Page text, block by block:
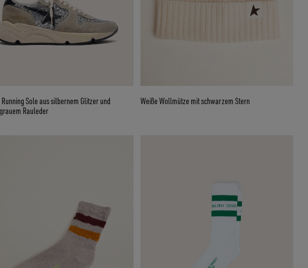
Sole aus silbernem Glitzer und
Rauleder
Weiße Wollmütze mit schwarzem Stern